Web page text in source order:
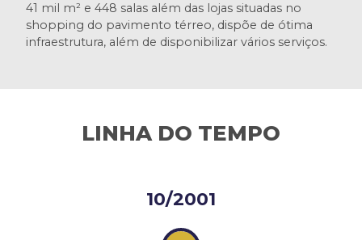
41 mil m² e 448 salas além das lojas situadas no
shopping do pavimento térreo, dispõe de ótima
infraestrutura, além de disponibilizar vários serviços.
LINHA DO TEMPO
10/2001